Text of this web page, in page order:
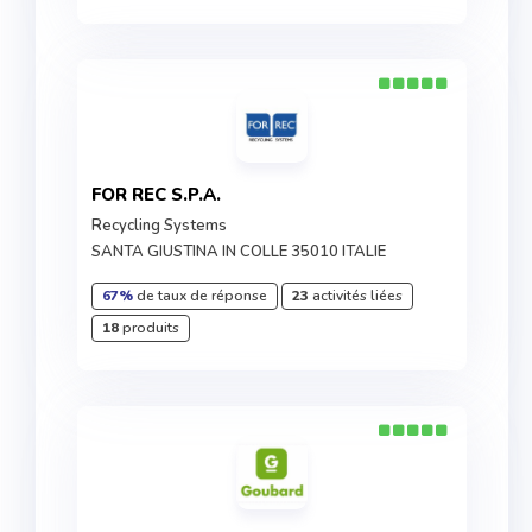
FOR REC S.P.A.
Recycling Systems
SANTA GIUSTINA IN COLLE 35010 ITALIE
67%de taux de réponse 23 activités liées
18produits